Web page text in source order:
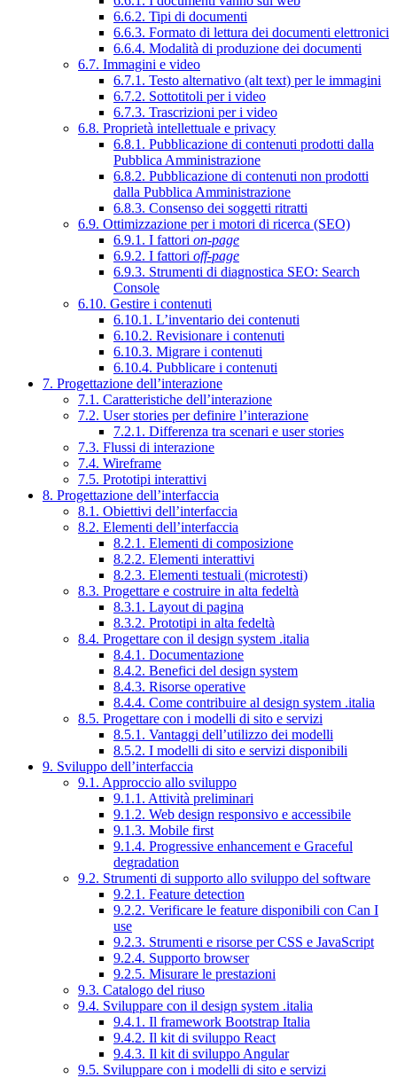
6.6.2. Tipi di documenti
6.6.3. Formato di lettura dei documenti elettronici
6.6.4. Modalità di produzione dei documenti
6.7. Immagini e video
6.7.1. Testo alternativo (alt text) per le immagini
6.7.2. Sottotitoli per i video
6.7.3. Trascrizioni per i video
6.8. Proprietà intellettuale e privacy
6.8.1. Pubblicazione di contenuti prodotti dalla
Pubblica Amministrazione
6.8.2. Pubblicazione di contenuti non prodotti
dalla Pubblica Amministrazione
6.8.3. Consenso dei soggetti ritratti
6.9. Ottimizzazione per i motori di ricerca (SEO)
6.9.1. I fattori on-page
6.9.2. I fattori off-page
6.9.3. Strumenti di diagnostica SEO: Search
Console
6.10. Gestire i contenuti
6.10.1. L’inventario dei contenuti
6.10.2. Revisionare i contenuti
6.10.3. Migrare i contenuti
6.10.4. Pubblicare i contenuti
7. Progettazione dell’interazione
7.1. Caratteristiche dell’interazione
7.2. User stories per definire l’interazione
7.2.1. Differenza tra scenari e user stories
7.3. Flussi di interazione
7.4. Wireframe
7.5. Prototipi interattivi
8. Progettazione dell’interfaccia
8.1. Obiettivi dell’interfaccia
8.2. Elementi dell’interfaccia
8.2.1. Elementi di composizione
8.2.2. Elementi interattivi
8.2.3. Elementi testuali (microtesti)
8.3. Progettare e costruire in alta fedeltà
8.3.1. Layout di pagina
8.3.2. Prototipi in alta fedeltà
8.4. Progettare con il design system .italia
8.4.1. Documentazione
8.4.2. Benefici del design system
8.4.3. Risorse operative
8.4.4. Come contribuire al design system .italia
8.5. Progettare con i modelli di sito e servizi
8.5.1. Vantaggi dell’utilizzo dei modelli
8.5.2. I modelli di sito e servizi disponibili
9. Sviluppo dell’interfaccia
9.1. Approccio allo sviluppo
9.1.1. Attività preliminari
9.1.2. Web design responsivo e accessibile
9.1.3. Mobile first
9.1.4. Progressive enhancement e Graceful
degradation
9.2. Strumenti di supporto allo sviluppo del software
9.2.1. Feature detection
9.2.2. Verificare le feature disponibili con Can I
use
9.2.3. Strumenti e risorse per CSS e JavaScript
9.2.4. Supporto browser
9.2.5. Misurare le prestazioni
9.3. Catalogo del riuso
9.4. Sviluppare con il design system .italia
9.4.1. Il framework Bootstrap Italia
9.4.2. Il kit di sviluppo React
9.4.3. Il kit di sviluppo Angular
9.5. Sviluppare con i modelli di sito e servizi